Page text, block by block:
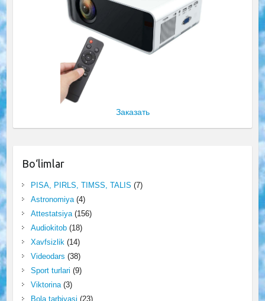
Заказать
Bo‘limlar
PISA, PIRLS, TIMSS, TALIS (7)
Astronomiya(4)
Attestatsiya(156)
Audiokitob(18)
Xavfsizlik (14)
Videodars (38)
Sport turlari (9)
Viktorina(3)
Bola tarbiyasi (23)